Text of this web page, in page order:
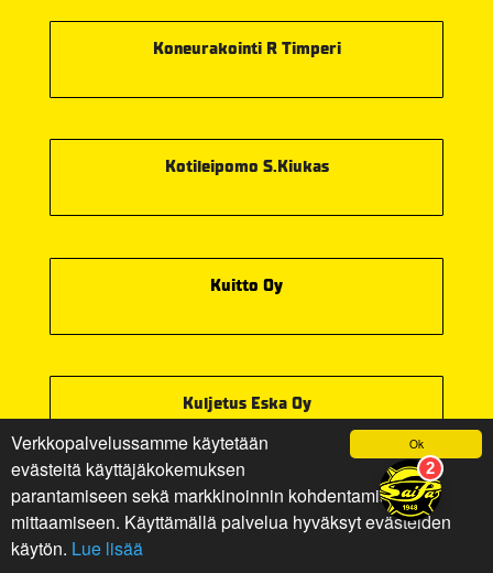
Ok
Verkkopalvelussamme käytetään
evästeitä käyttäjäkokemuksen
parantamiseen sekä markkinoinnin kohdentamiseen ja
mittaamiseen. Käyttämällä palvelua hyväksyt evästeiden
käytön. Lue lisää
Koneurakointi R Timperi
Kotileipomo S.Kiukas
Kuitto Oy
Kuljetus Eska Oy
Kuljetus JNJ Kallio Oy